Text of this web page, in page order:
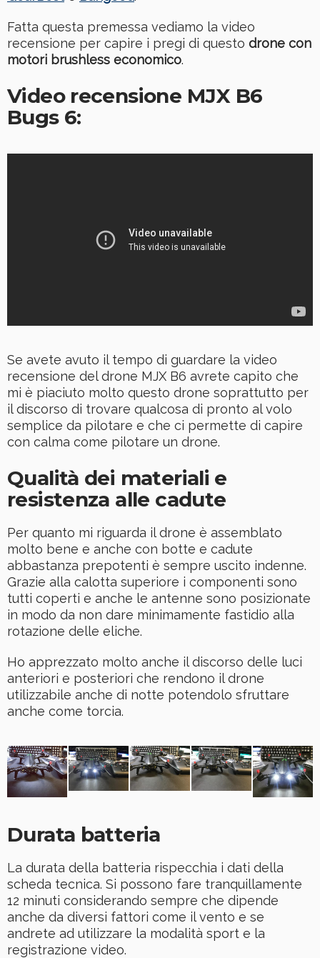
Fatta questa premessa vediamo la video
recensione per capire i pregi di questo drone con
motori brushless economico.
Video recensione MJX B6
Bugs 6:
Se avete avuto il tempo di guardare la video
recensione del drone MJX B6 avrete capito che
mi è piaciuto molto questo drone soprattutto per
il discorso di trovare qualcosa di pronto al volo
semplice da pilotare e che ci permette di capire
con calma come pilotare un drone.
Qualità dei materiali e
resistenza alle cadute
Per quanto mi riguarda il drone è assemblato
molto bene e anche con botte e cadute
abbastanza prepotenti è sempre uscito indenne.
Grazie alla calotta superiore i componenti sono
tutti coperti e anche le antenne sono posizionate
in modo da non dare minimamente fastidio alla
rotazione delle eliche.
Ho apprezzato molto anche il discorso delle luci
anteriori e posteriori che rendono il drone
utilizzabile anche di notte potendolo sfruttare
anche come torcia.
Durata batteria
La durata della batteria rispecchia i dati della
scheda tecnica. Si possono fare tranquillamente
12 minuti considerando sempre che dipende
anche da diversi fattori come il vento e se
andrete ad utilizzare la modalità sport e la
registrazione video.